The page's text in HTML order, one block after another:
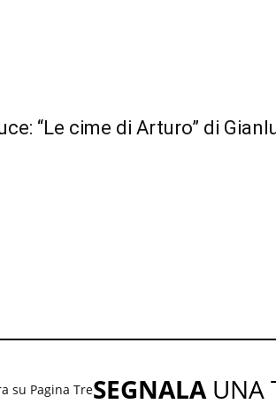
“Le cime di Arturo” di
SEGNALA UNA